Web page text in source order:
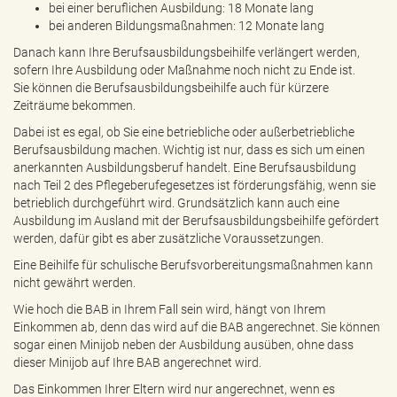
bei einer beruflichen Ausbildung: 18 Monate lang
bei anderen Bildungsmaßnahmen: 12 Monate lang
Danach kann Ihre Berufsausbildungsbeihilfe verlängert werden,
sofern Ihre Ausbildung oder Maßnahme noch nicht zu Ende ist.
Sie können die Berufsausbildungsbeihilfe auch für kürzere
Zeiträume bekommen.
Dabei ist es egal, ob Sie eine betriebliche oder außerbetriebliche
Berufsausbildung machen. Wichtig ist nur, dass es sich um einen
anerkannten Ausbildungsberuf handelt. Eine Berufsausbildung
nach Teil 2 des Pflegeberufegesetzes ist förderungsfähig, wenn sie
betrieblich durchgeführt wird. Grundsätzlich kann auch eine
Ausbildung im Ausland mit der Berufsausbildungsbeihilfe gefördert
werden, dafür gibt es aber zusätzliche Voraussetzungen.
Eine Beihilfe für schulische Berufsvorbereitungsmaßnahmen kann
nicht gewährt werden.
Wie hoch die BAB in Ihrem Fall sein wird, hängt von Ihrem
Einkommen ab, denn das wird auf die BAB angerechnet. Sie können
sogar einen Minijob neben der Ausbildung ausüben, ohne dass
dieser Minijob auf Ihre BAB angerechnet wird.
Das Einkommen Ihrer Eltern wird nur angerechnet, wenn es